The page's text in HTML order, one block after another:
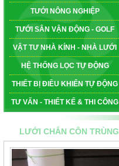
TƯỚI NÔNG NGHIỆP
TƯỚI SÂN VẬN ĐỘNG - GOLF
VẬT TƯ NHÀ KÍNH - NHÀ LƯỚI
HỆ THỐNG LỌC TỰ ĐỘNG
THIẾT BỊ ĐIỀU KHIỂN TỰ ĐỘNG
TƯ VẤN - THIẾT KẾ & THI CÔNG
LƯỚI CHẮN CÔN TRÙNG